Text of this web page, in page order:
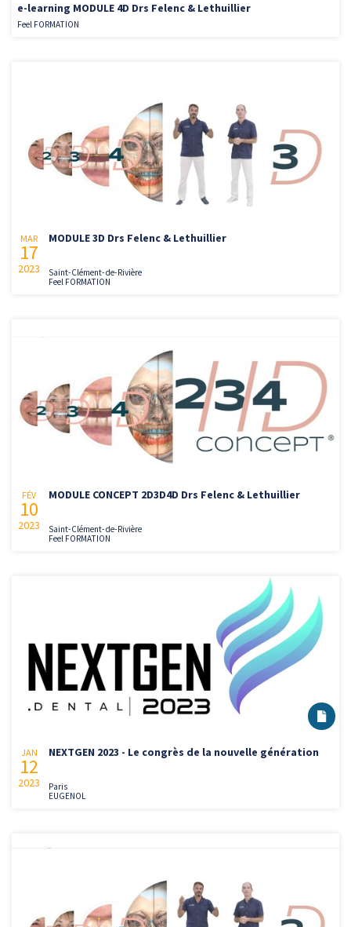
e-learning MODULE 4D Drs Felenc & Lethuillier
Feel FORMATION
MAR
17
2023
MODULE 3D Drs Felenc & Lethuillier
Saint-Clément-de-Rivière
Feel FORMATION
FÉV
10
2023
MODULE CONCEPT 2D3D4D Drs Felenc & Lethuillier
Saint-Clément-de-Rivière
Feel FORMATION
JAN
12
2023
NEXTGEN 2023 - Le congrès de la nouvelle génération
Paris
EUGENOL